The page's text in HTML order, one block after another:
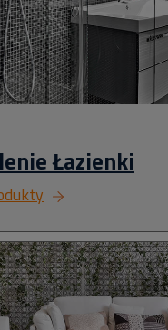
Łazienki